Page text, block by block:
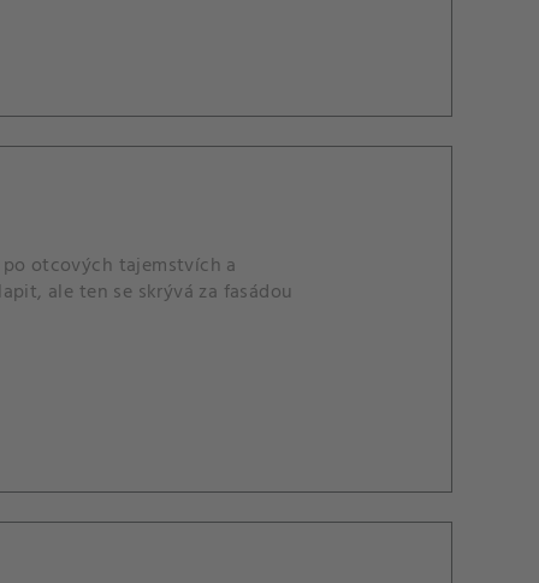
otcových tajemstvích a
ale ten se skrývá za fasádou